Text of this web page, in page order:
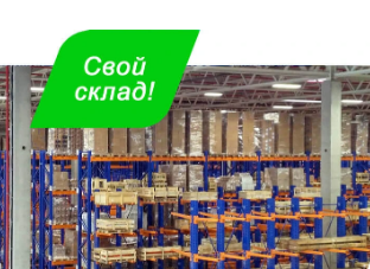
Укажите из какого вы
города